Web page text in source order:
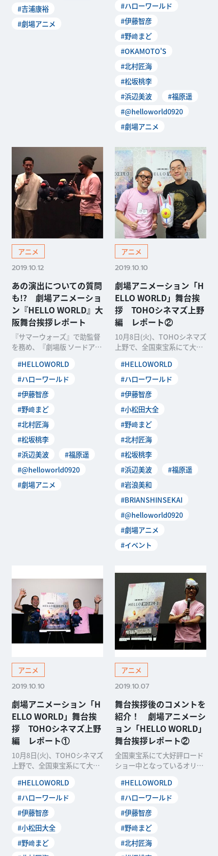
#吉浦康裕
#劇場アニメ
#ハローワールド
#伊藤智彦
#野﨑まど
#OKAMOTO'S
#北村匠海
#松坂桃李
#浜辺美波
#福原遥
#@helloworld0920
#劇場アニメ
アニメ
2019.10.12
あの演出についての質問
も!? 劇場アニメーショ
ン『HELLO WORLD』大
阪舞台挨拶レポート
『サマーウォーズ』で助監督
を務め、『劇場版 ソードアー
ル・スケール- 』
#HELLOWORLD
#ハローワールド
#伊藤智彦
#野﨑まど
#北村匠海
#松坂桃李
#浜辺美波
#福原遥
#@helloworld0920
#劇場アニメ
アニメ
2019.10.10
劇場アニメーション「H
ELLO WORLD」舞台挨
拶 TOHOシネマズ上野
編 レポート②
10月8日(火)、TOHOシネマズ
上野で、全国東宝系にて大好
ル劇場アニメー
#HELLOWORLD
#ハローワールド
#伊藤智彦
#小松田大全
#野﨑まど
#北村匠海
#松坂桃李
#浜辺美波
#福原遥
#岩浪美和
#BRIANSHINSEKAI
#@helloworld0920
#劇場アニメ
#イベント
アニメ
2019.10.10
劇場アニメーション「H
ELLO WORLD」舞台挨
拶 TOHOシネマズ上野
編 レポート①
10月8日(火)、TOHOシネマズ
上野で、全国東宝系にて大好
ル劇場アニメー
#HELLOWORLD
#ハローワールド
#伊藤智彦
#小松田大全
#野﨑まど
アニメ
2019.10.07
舞台挨拶後のコメントを
紹介！ 劇場アニメーシ
ョン「HELLO WORLD」
舞台挨拶レポート②
全国東宝系にて大好評ロード
ショー中となっているオリジ
LLO WORLD』
#HELLOWORLD
#ハローワールド
#伊藤智彦
#野﨑まど
#北村匠海